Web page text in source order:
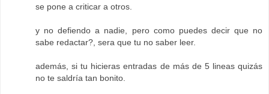
se pone a criticar a otros.
y no defiendo a nadie, pero como puedes decir que no
sabe redactar?, sera que tu no saber leer.
además, si tu hicieras entradas de más de 5 lineas quizás
no te saldría tan bonito.